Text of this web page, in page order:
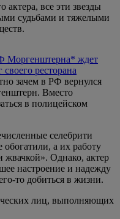
актера, все эти звезды
судьбами и тяжелыми
Моргенштерна* ждет
ресторана
зачем в РФ вернулся
Вместо
в полицейском
селебрити
а их работу
Однако, актер
настроение и надежду
то добиться в жизни.
лиц, выполняющих